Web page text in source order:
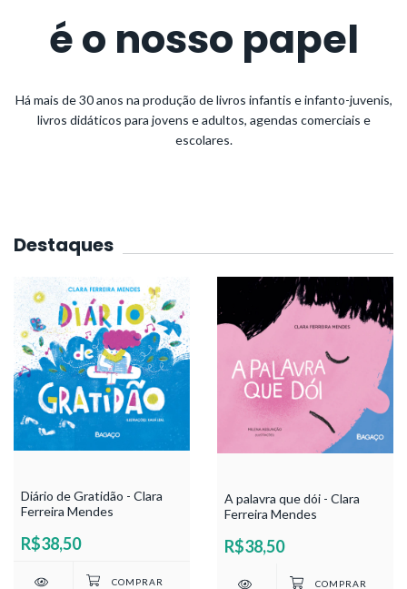
é o nosso papel
Há mais de 30 anos na produção de livros infantis e infanto-juvenis,
livros didáticos para jovens e adultos, agendas comerciais e
escolares.
Destaques
Diário de Gratidão - Clara
Ferreira Mendes
R$38,50
A palavra que dói - Clara
Ferreira Mendes
R$38,50